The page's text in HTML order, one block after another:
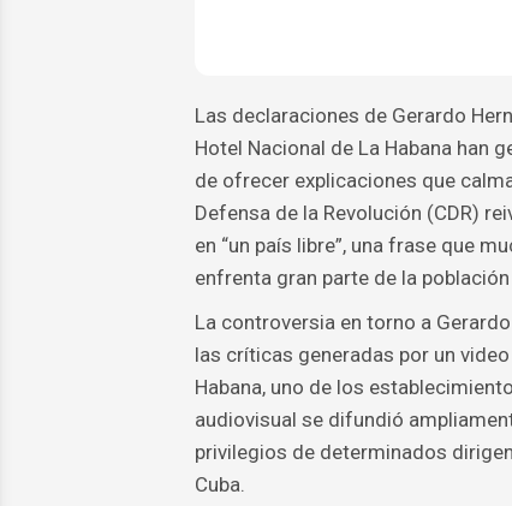
Las declaraciones de Gerardo
Hotel Nacional de La Habana han
de ofrecer explicaciones que
Defensa de la Revolución (CDR)
en “un país libre”, una frase que
enfrenta gran parte de la población
La controversia en torno a
las críticas generadas por un
Habana, uno de los
audiovisual se difundió
privilegios de determinados
Cuba.